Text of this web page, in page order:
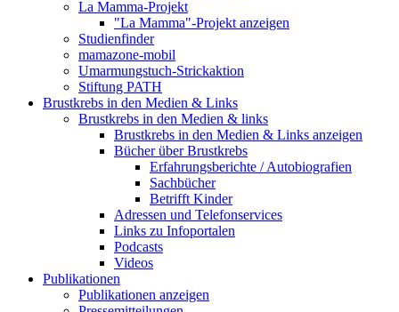
La Mamma-Projekt
"La Mamma"-Projekt anzeigen
Studienfinder
mamazone-mobil
Umarmungstuch-Strickaktion
Stiftung PATH
Brustkrebs in den Medien & Links
Brustkrebs in den Medien & links
Brustkrebs in den Medien & Links anzeigen
Bücher über Brustkrebs
Erfahrungsberichte / Autobiografien
Sachbücher
Betrifft Kinder
Adressen und Telefonservices
Links zu Infoportalen
Podcasts
Videos
Publikationen
Publikationen anzeigen